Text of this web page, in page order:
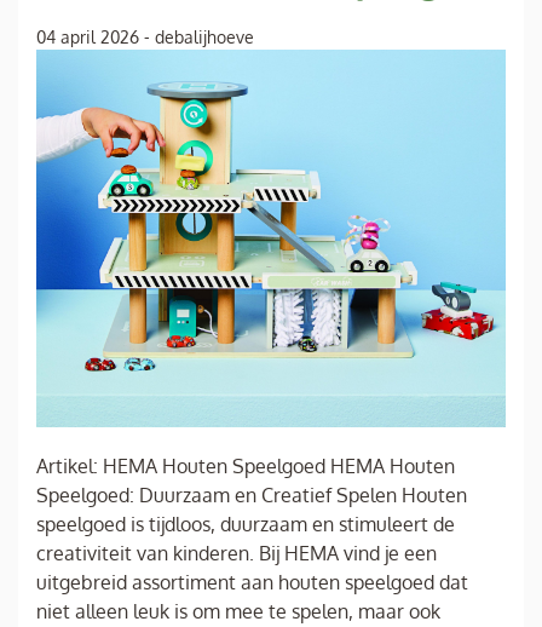
04 april 2026 - debalijhoeve
Artikel: HEMA Houten Speelgoed HEMA Houten
Speelgoed: Duurzaam en Creatief Spelen Houten
speelgoed is tijdloos, duurzaam en stimuleert de
creativiteit van kinderen. Bij HEMA vind je een
uitgebreid assortiment aan houten speelgoed dat
niet alleen leuk is om mee te spelen, maar ook